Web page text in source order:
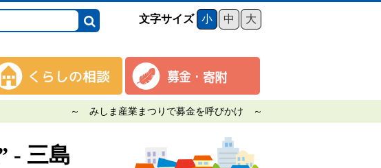
文字サイズ 小 中 大
産業まつりで募金を呼びかけ ～
- 三島